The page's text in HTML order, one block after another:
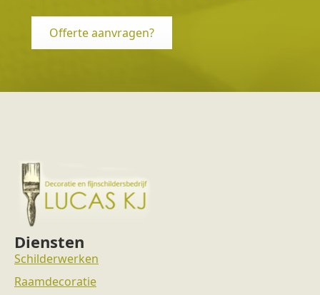
Offerte aanvragen?
Diensten
Schilderwerken
Raamdecoratie